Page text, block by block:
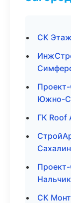
СК
Южно-
ГК Roof
Нальчик
СК